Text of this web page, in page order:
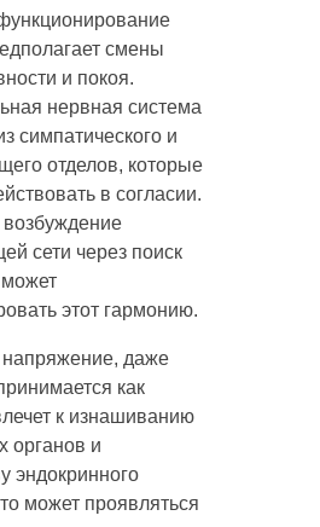
смены
и покоя.
нервная система
симпатического и
отделов, которые
в согласии.
сети через поиск
этот гармонию.
даже
как
к изнашиванию
органов и
эндокринного
может проявляться